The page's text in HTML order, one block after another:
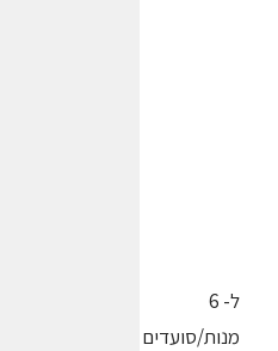
ל- 6
מנות/סועדים